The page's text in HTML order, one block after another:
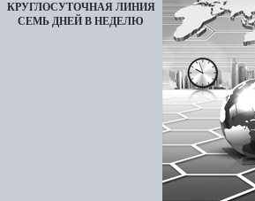
КРУГЛОСУТОЧНАЯ ЛИНИЯ
СЕМЬ ДНЕЙ В НЕДЕЛЮ